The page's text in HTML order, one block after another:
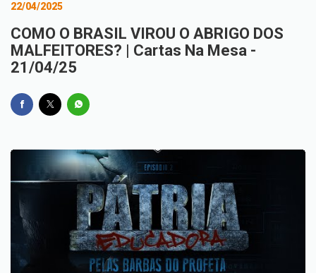
22/04/2025
COMO O BRASIL VIROU O ABRIGO DOS
MALFEITORES? | Cartas Na Mesa -
21/04/25